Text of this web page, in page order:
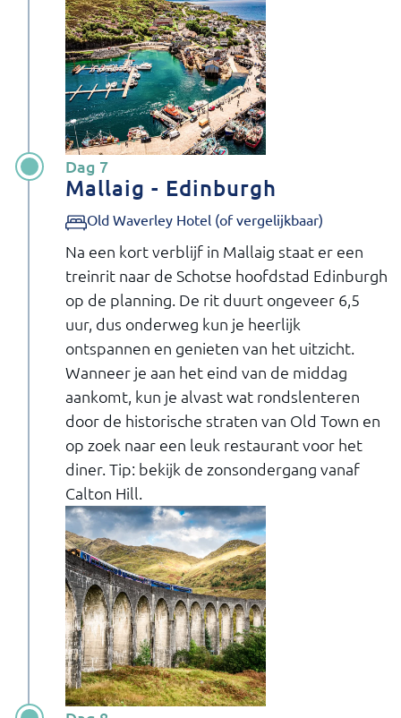
Dag 7
Mallaig - Edinburgh
Old Waverley Hotel (of vergelijkbaar)
Na een kort verblijf in Mallaig staat er een
treinrit naar de Schotse hoofdstad Edinburgh
op de planning. De rit duurt ongeveer 6,5
uur, dus onderweg kun je heerlijk
ontspannen en genieten van het uitzicht.
Wanneer je aan het eind van de middag
aankomt, kun je alvast wat rondslenteren
door de historische straten van Old Town en
op zoek naar een leuk restaurant voor het
diner. Tip: bekijk de zonsondergang vanaf
Calton Hill.